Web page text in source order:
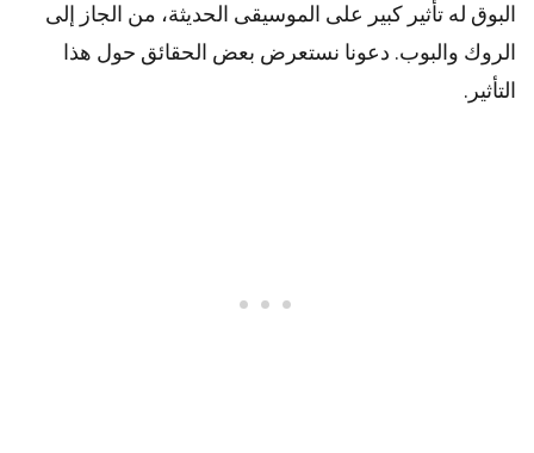
البوق له تأثير كبير على الموسيقى الحديثة، من الجاز إلى
الروك والبوب. دعونا نستعرض بعض الحقائق حول هذا
التأثير.